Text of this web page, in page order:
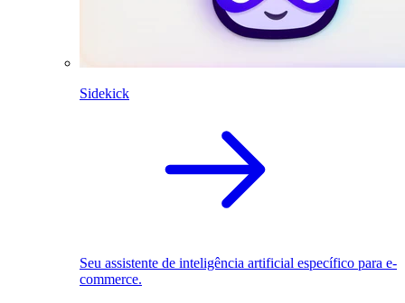
Sidekick
Seu assistente de inteligência artificial específico para e-
commerce.